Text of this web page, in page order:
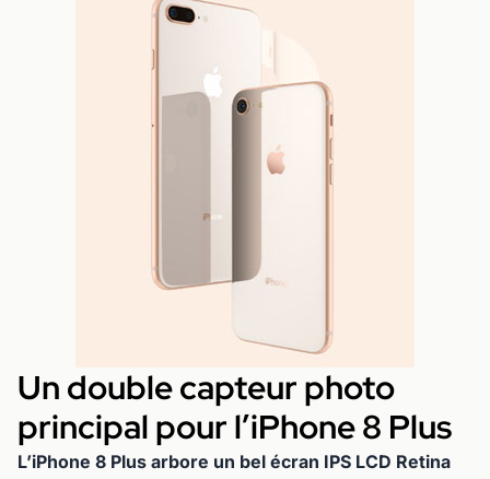
Un double capteur photo
principal pour l’iPhone 8 Plus
L’iPhone 8 Plus arbore un bel écran IPS LCD Retina